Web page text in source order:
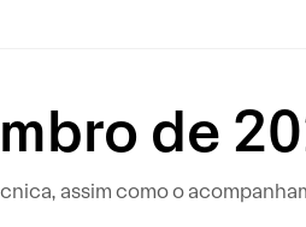
de
assim como o